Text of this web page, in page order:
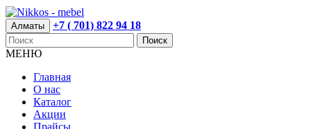
Алматы +7 ( 701) 822 94 18
Поиск
МЕНЮ
Главная
О нас
Каталог
Акции
Прайсы